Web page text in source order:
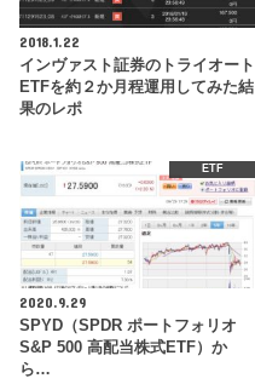
2018.1.22
インヴァスト証券のトライオート
ETFを約２か月程運用してみた結
果のレポ
ETF
2020.9.29
SPYD（SPDR ポートフォリオ
S&P 500 高配当株式ETF）か
ら…